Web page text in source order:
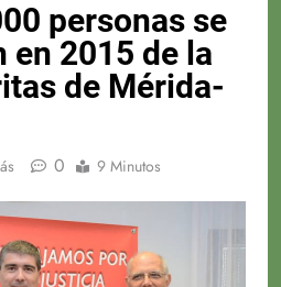
personas se
en 2015 de la
de Mérida-
0 9 Minutos